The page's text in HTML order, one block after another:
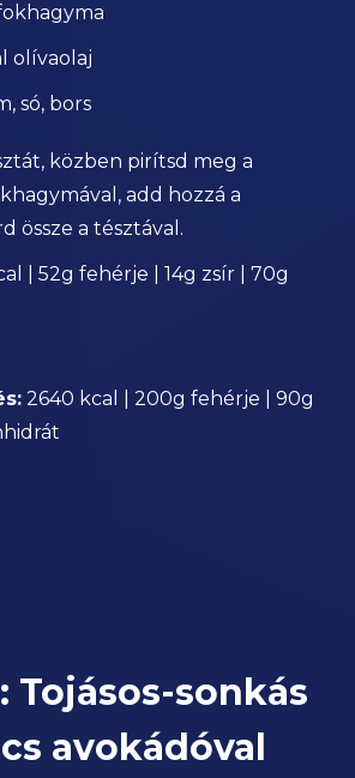
olívaolaj
só, bors
közben pirítsd meg a
add hozzá a
össze a tésztával.
| 52g fehérje | 14g zsír | 70g
2640 kcal | 200g fehérje | 90g
Tojásos-sonkás
avokádóval